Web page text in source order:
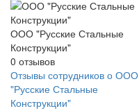
ООО "Русские Стальные
Конструкции"
0 отзывов
Отзывы сотрудников о ООО
"Русские Стальные
Конструкции"